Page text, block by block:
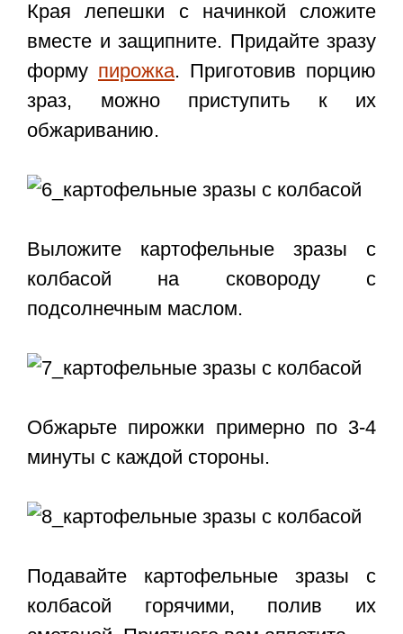
Края лепешки с начинкой сложите
вместе и защипните. Придайте зразу
форму пирожка. Приготовив порцию
зраз, можно приступить к их
обжариванию.
Выложите картофельные зразы с
колбасой на сковороду с
подсолнечным маслом.
Обжарьте пирожки примерно по 3-4
минуты с каждой стороны.
Подавайте картофельные зразы с
колбасой горячими, полив их